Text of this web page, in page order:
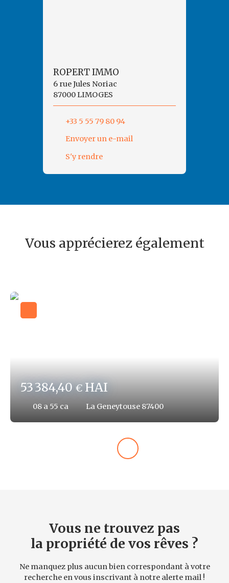
ROPERT IMMO
6 rue Jules Noriac
87000 LIMOGES
+33 5 55 79 80 94
Envoyer un e-mail
S'y rendre
Vous apprécierez également
53 384,40€HAI
08 a 55 ca La Geneytouse 87400
Vous ne trouvez pas
la propriété de vos rêves ?
Ne manquez plus aucun bien correspondant à votre
recherche en vous inscrivant à notre alerte mail !